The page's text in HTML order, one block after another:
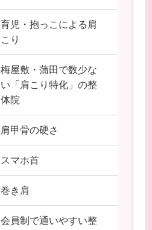
育児・抱っこによる肩
こり
梅屋敷・蒲田で数少な
い「肩こり特化」の整
体院
肩甲骨の硬さ
スマホ首
巻き肩
会員制で通いやすい整